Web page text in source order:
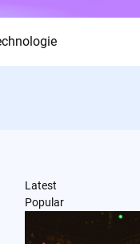
Latest
Popular